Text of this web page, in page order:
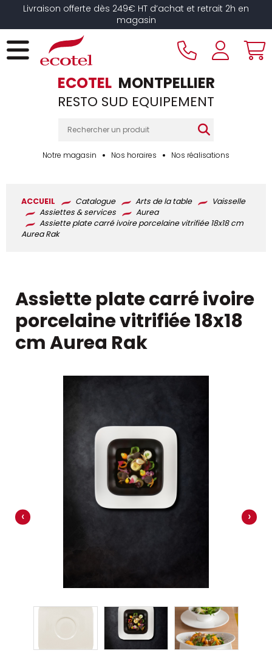
Livraison offerte dès 249€ HT d’achat et retrait 2h en
magasin
ECOTEL MONTPELLIER
RESTO SUD EQUIPEMENT
Notre magasin Nos horaires Nos réalisations
ACCUEIL Catalogue Arts de la table
Vaisselle
Assiettes & services
Aurea
Assiette plate carré ivoire porcelaine vitrifiée 18x18 cm
Aurea Rak
Assiette plate carré ivoire
porcelaine vitrifiée 18x18
cm Aurea Rak
‹ ›
Panneau de gestion des cookies